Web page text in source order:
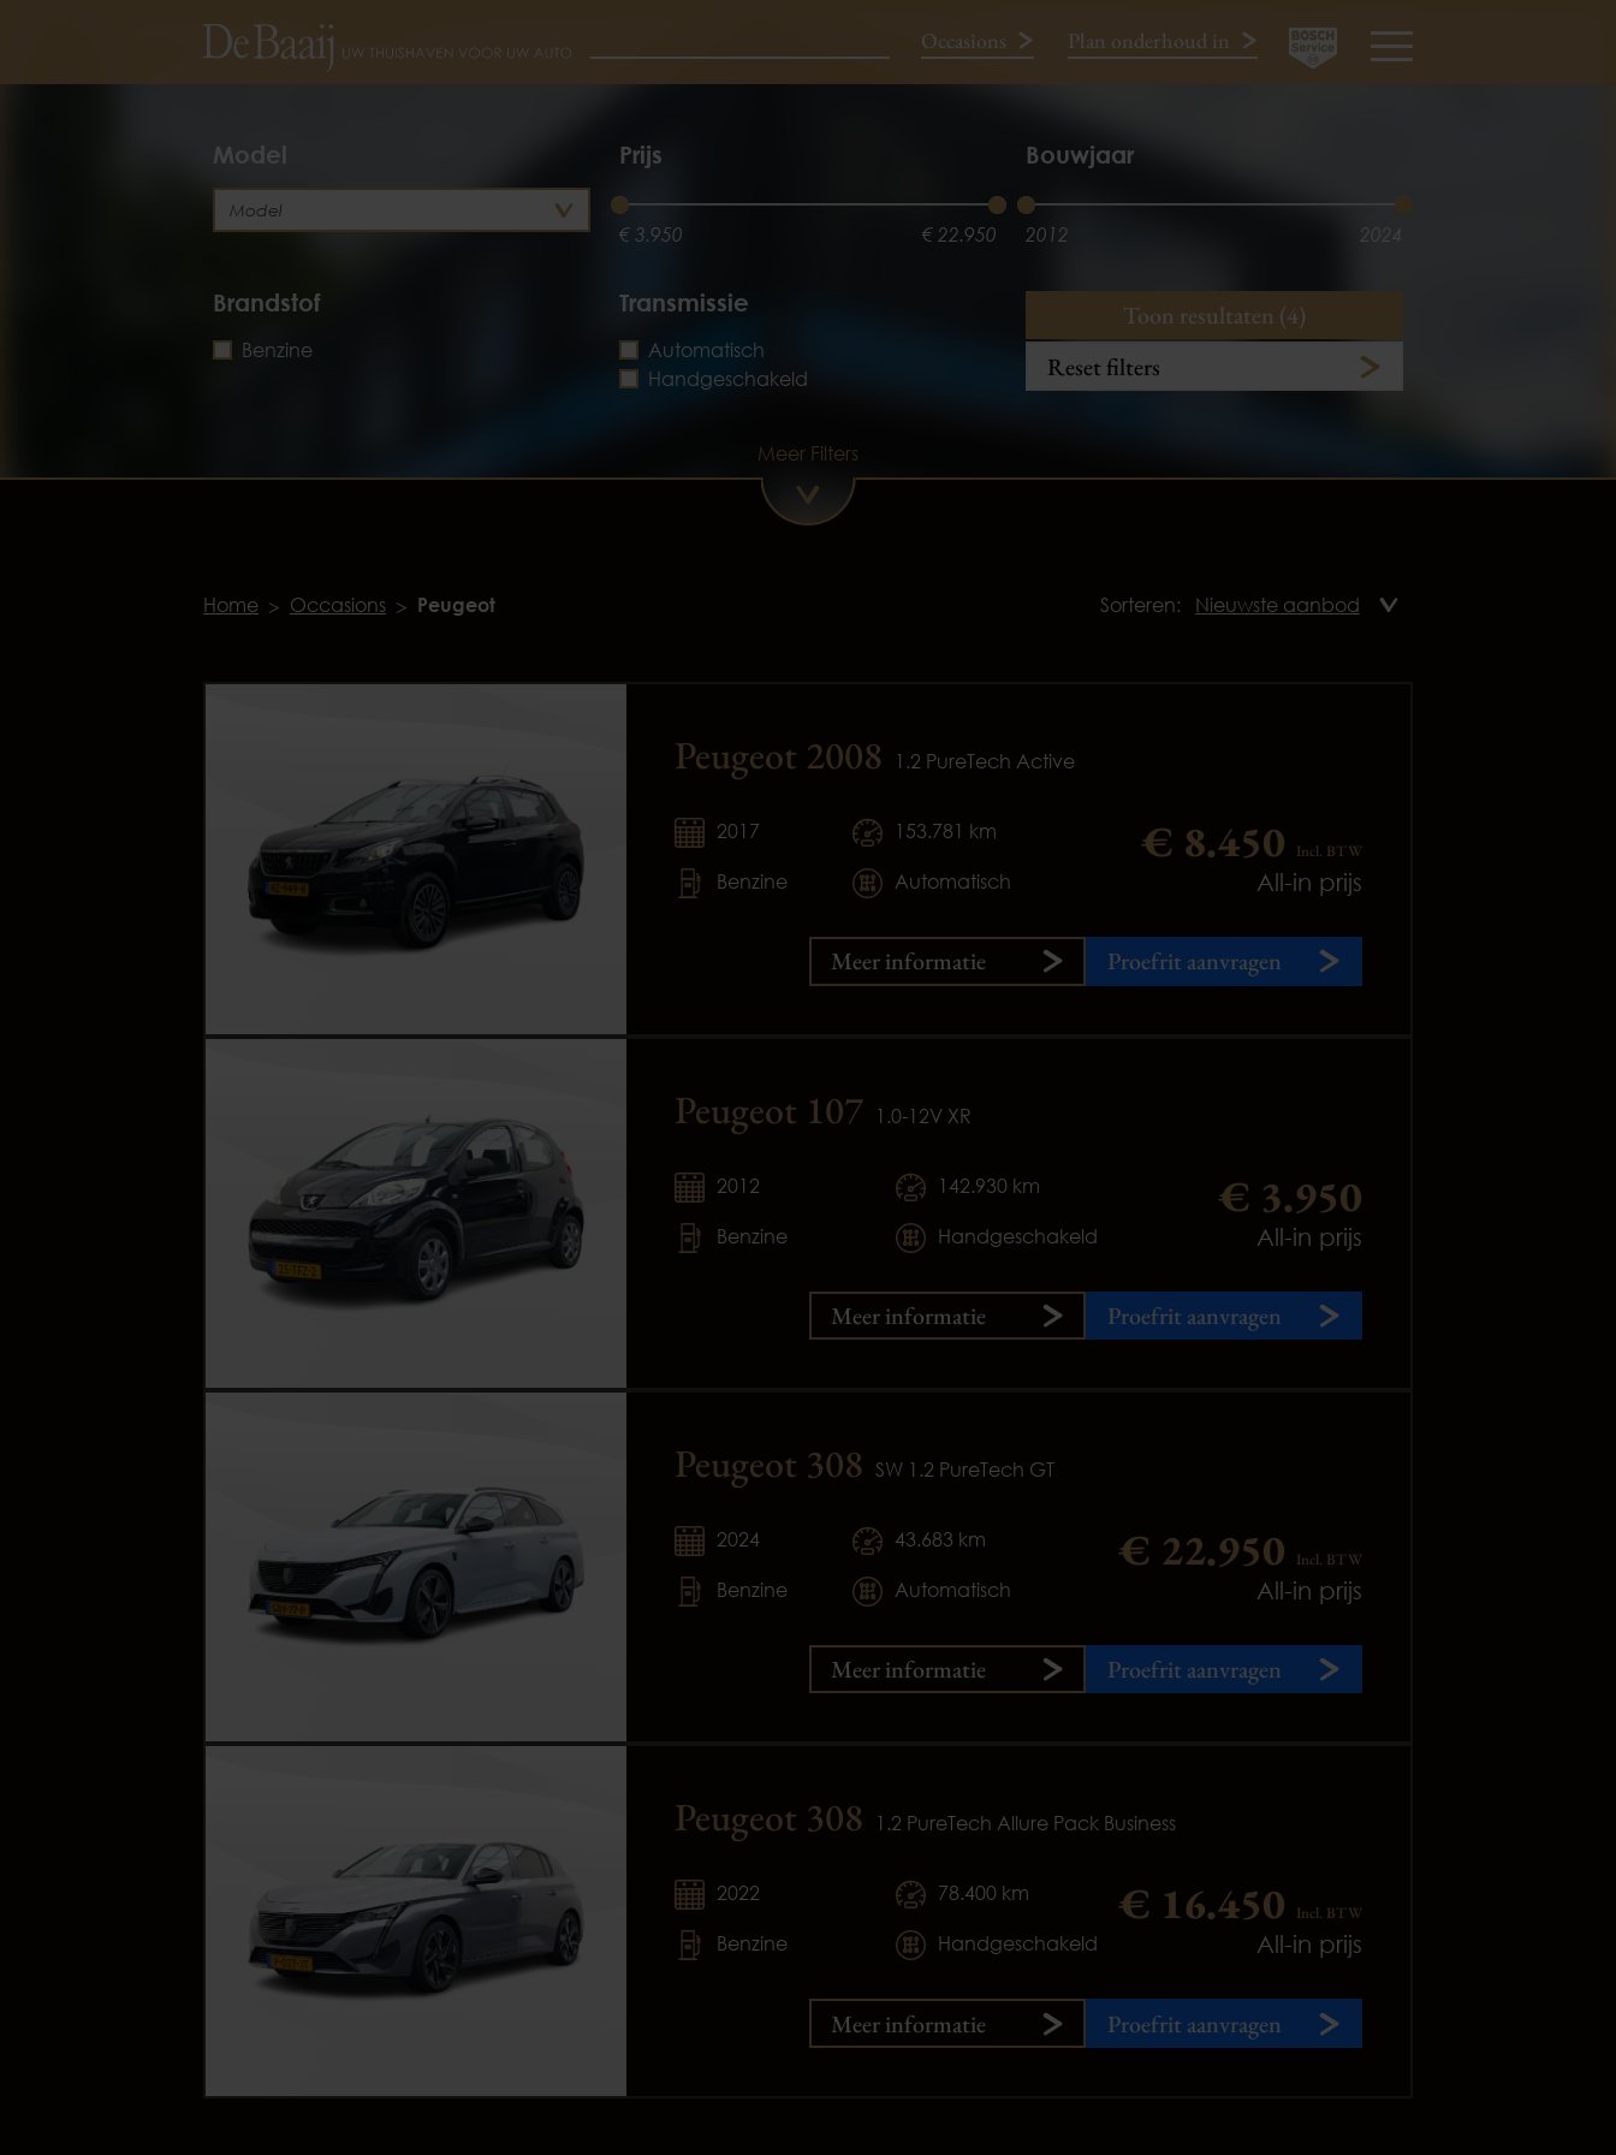
Occasions Plan onderhoud in
Model Prijs
€ 3.950 € 22.950
Bouwjaar
2012 2024
Brandstof
Benzine
Transmissie
Automatisch
Handgeschakeld
Toon resultaten (4)
Reset filters
Meer Filters
Home Occasions Peugeot Sorteren:
Peugeot 2008 1.2 PureTech Active
2017
Benzine
153.781 km
Automatisch
€ 8.450 Incl. BTW
All-in prijs
Meer informatie Proefrit aanvragen
Peugeot 107 1.0-12V XR
2012
Benzine
142.930 km
Handgeschakeld
€ 3.950
All-in prijs
Meer informatie Proefrit aanvragen
Peugeot 308 SW 1.2 PureTech GT
2024
Benzine
43.683 km
Automatisch
€ 22.950 Incl. BTW
All-in prijs
Meer informatie Proefrit aanvragen
Peugeot 308 1.2 PureTech Allure Pack Business
2022
Benzine
78.400 km
Handgeschakeld
€ 16.450 Incl. BTW
All-in prijs
Meer informatie Proefrit aanvragen